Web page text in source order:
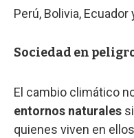
Perú, Bolivia, Ecuador
Sociedad en
El cambio climático
entornos naturales
quienes viven en